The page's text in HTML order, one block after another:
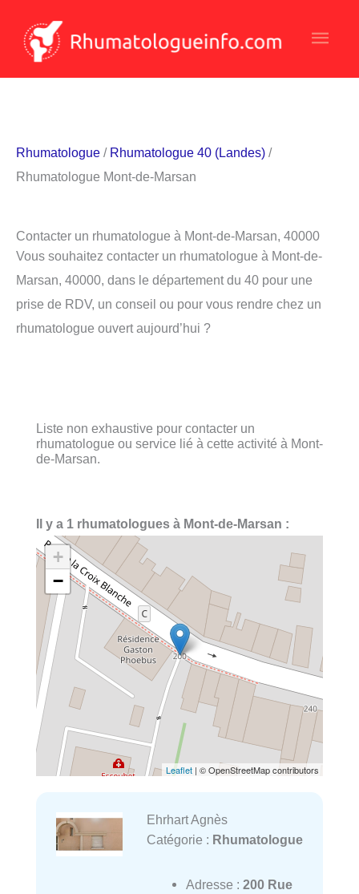
contenu
Rhumatologue / Rhumatologue 40 (Landes) /
Rhumatologue Mont-de-Marsan
Contacter un rhumatologue à Mont-de-Marsan, 40000
Vous souhaitez contacter un rhumatologue à Mont-de-
Marsan, 40000, dans le département du 40 pour une
prise de RDV, un conseil ou pour vous rendre chez un
rhumatologue ouvert aujourd’hui ?
Liste non exhaustive pour contacter un
rhumatologue ou service lié à cette activité à Mont-
de-Marsan.
Il y a 1 rhumatologues à Mont-de-Marsan :
+
−
Leaflet | © OpenStreetMap contributors
Ehrhart Agnès
Catégorie : Rhumatologue
Adresse : 200 Rue